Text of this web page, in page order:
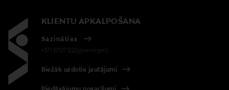
KLIENTU APKALPOŠANA
Sazināties
+371 67071222(pvm/mpm)
Biežāk uzdotie jautājumi